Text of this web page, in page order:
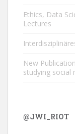
Ethics, Data
Lectures
New
studying social
@JWI_RIOT